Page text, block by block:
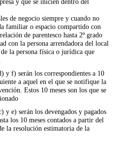
de negocio siempre y cuando no
familiar o espacio compartido con
de parentesco hasta 2º grado
con la persona arrendadora del local
la persona física o jurídica que
y f) serán los correspondientes a 10
a aquel en el que se notifique la
Estos 10 meses son los que se
y e) serán los devengados y pagados
los 10 meses contados a partir del
la resolución estimatoria de la